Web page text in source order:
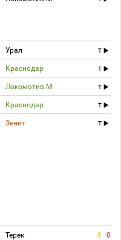
Урал
T
Краснодар
T
Локомотив М
T
Краснодар
T
Зенит T
Терек 4 0